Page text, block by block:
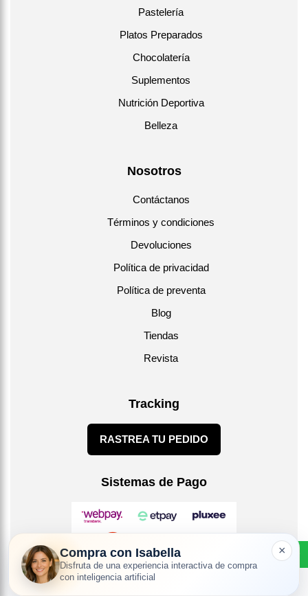
Pastelería
Platos Preparados
Chocolatería
Suplementos
Nutrición Deportiva
Belleza
Nosotros
Contáctanos
Términos y condiciones
Devoluciones
Política de privacidad
Política de preventa
Blog
Tiendas
Revista
Tracking
RASTREA TU PEDIDO
Sistemas de Pago